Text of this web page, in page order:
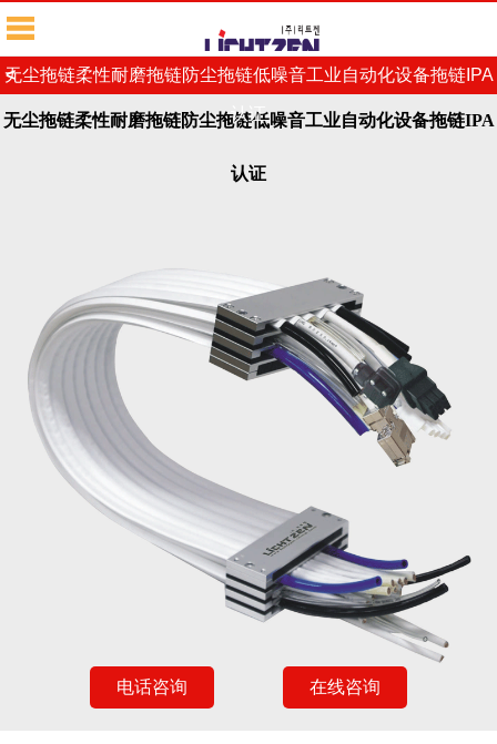
<
无尘拖链柔性耐磨拖链防尘拖链低噪音工业自动化设备拖链IPA
认证
无尘拖链柔性耐磨拖链防尘拖链低噪音工业自动化设备拖链IPA
认证
电话咨询 在线咨询